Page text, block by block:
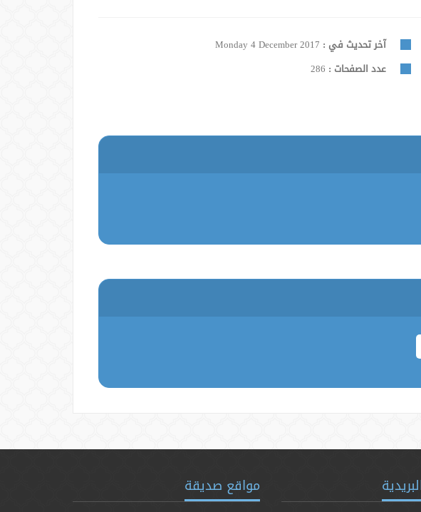
آخر تحديث في :
عدد الصفحات :
مواقع صديقة